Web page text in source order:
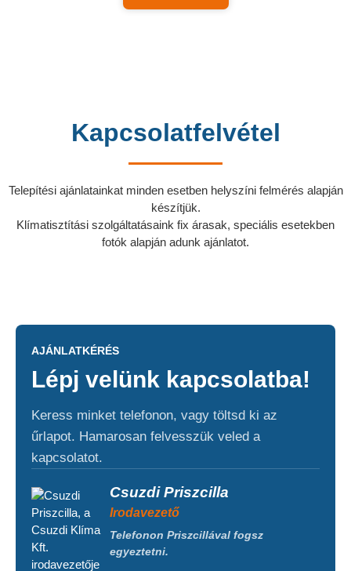
Kapcsolatfelvétel
Telepítési ajánlatainkat minden esetben helyszíni felmérés alapján
készítjük.
Klímatisztítási szolgáltatásaink fix árasak, speciális esetekben
fotók alapján adunk ajánlatot.
AJÁNLATKÉRÉS
Lépj velünk kapcsolatba!
Keress minket telefonon, vagy töltsd ki az
űrlapot. Hamarosan felvesszük veled a
kapcsolatot.
Csuzdi Priszcilla
Irodavezető
Telefonon Priszcillával fogsz
egyeztetni.